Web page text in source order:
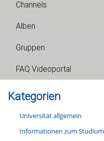
Channels
Alben
Gruppen
FAQ Videoportal
Kategorien
Universität allgemein
Informationen zum Studium